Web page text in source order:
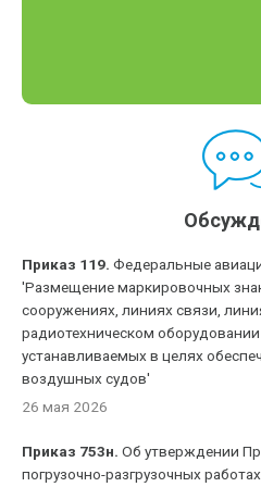
Приказ 119. Федеральные
'Размещение маркировочных
сооружениях, линиях связи,
радиотехническом оборудовании
устанавливаемых в целях
воздушных судов'
26 мая 2026
Приказ 753н. Об утверждении
погрузочно-разгрузочных